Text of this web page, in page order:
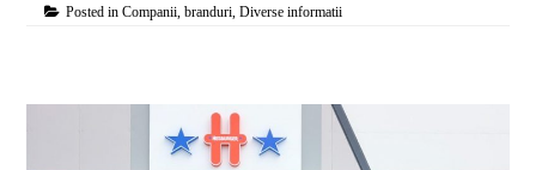
Posted inCompanii, branduri ,Diverse informatii